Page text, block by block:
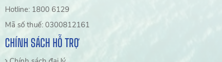
Hotline: 1800 6129
Mã số thuế: 0300812161
CHÍNH SÁCH HỖ TRỢ